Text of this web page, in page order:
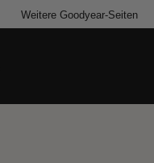
Weitere Goodyear-Seiten